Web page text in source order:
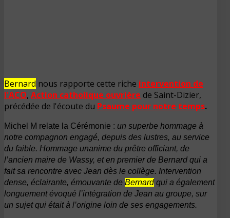
Bernard nous rapporte cette riche intervention de
l'ACO, Action catholique ouvrière de Saint-Dizier,
précédée de l'écoute du Psaume pour notre temps.
Michel M relate la Cérémonie : un superbe hommage à
notre compagnon engagé, depuis des lustres, au service
du faible. Hommage unanime du prêtre officiant, de
l’ancien maire de Wassy, et en premier de Bernard qui a
fait sa rencontre avec Jean dès le collège. Intervention
dense, éclairante, émouvante de Bernard qui a également
longuement évoqué l’intégration de Jean au groupe, sur
un sujet qui était à l’origine loin de ses engagements.